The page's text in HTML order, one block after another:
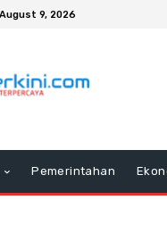
9, 2026
Pemerintahan